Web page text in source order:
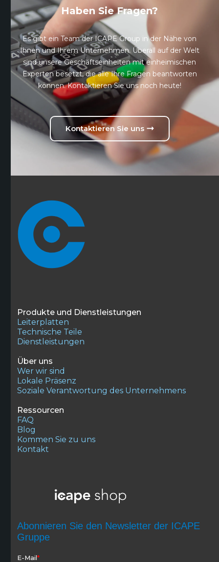
Haben Sie Fragen?
Es gibt ein Team der ICAPE Group in der Nähe von
Ihnen und Ihrem Unternehmen. Überall auf der Welt
sind unsere Geschäftseinheiten mit einheimischen
Experten besetzt, die alle Ihre Fragen beantworten
können. Kontaktieren Sie uns noch heute!
Kontaktieren Sie uns
Produkte und Dienstleistungen
Leiterplatten
Technische Teile
Dienstleistungen
Über uns
Wer wir sind
Lokale Präsenz
Soziale Verantwortung des Unternehmens
Ressourcen
FAQ
Blog
Kommen Sie zu uns
Kontakt